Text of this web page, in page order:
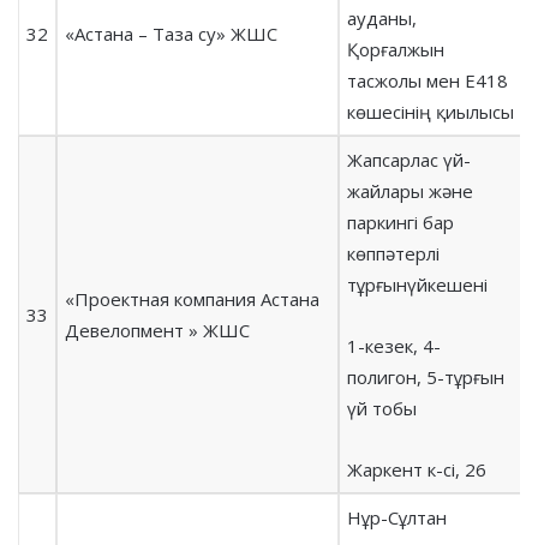
32 «Астана – Таза су» ЖШС
ауданы,
Қорғалжын
тасжолы мен Е418
көшесінің қиылысы
33
«Проектная компания Астана
Девелопмент » ЖШС
Жапсарлас үй-
жайлары және
паркингі бар
көппәтерлі
тұрғынүйкешені
1-кезек, 4-
полигон, 5-тұрғын
үй тобы
Жаркент к-сі, 26
Нұр-Сұлтан